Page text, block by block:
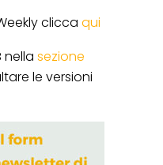
clicca qui
nella sezione
le versioni